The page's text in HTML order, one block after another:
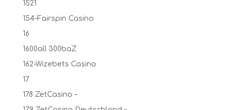
1521
154-Fairspin Casino
16
1600all 300baZ
162-Wizebets Casino
17
178 ZetCasino –